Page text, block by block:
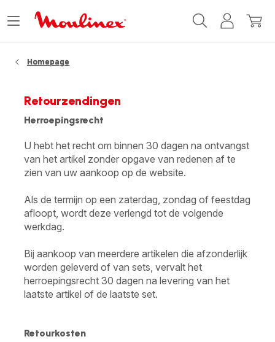
MijnMijn
Menu
Homepage
Retourzendingen
Herroepingsrecht
U hebt het recht om binnen 30 dagen na ontvangst
van het artikel zonder opgave van redenen af te
zien van uw aankoop op de website.
Als de termijn op een zaterdag, zondag of feestdag
afloopt, wordt deze verlengd tot de volgende
werkdag.
Bij aankoop van meerdere artikelen die afzonderlijk
worden geleverd of van sets, vervalt het
herroepingsrecht 30 dagen na levering van het
laatste artikel of de laatste set.
Retourkosten